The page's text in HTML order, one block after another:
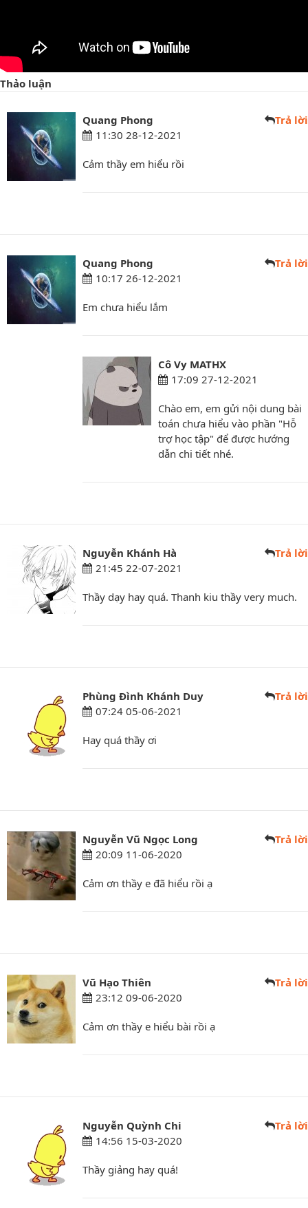
Thảo luận
Quang Phong
Trả lời
11:30 28-12-2021
Cảm thầy em hiểu rồi
Quang Phong
Trả lời
10:17 26-12-2021
Em chưa hiểu lắm
Cô Vy MATHX
17:09 27-12-2021
Chào em, em gửi nội dung bài
toán chưa hiểu vào phần "Hỗ
trợ học tập" để được hướng
dẫn chi tiết nhé.
Nguyễn Khánh Hà
Trả lời
21:45 22-07-2021
Thầy dạy hay quá. Thanh kiu thầy very much.
Phùng Đình Khánh Duy
Trả lời
07:24 05-06-2021
Hay quá thầy ơi
Nguyễn Vũ Ngọc Long
Trả lời
20:09 11-06-2020
Cảm ơn thầy e đã hiểu rồi ạ
Vũ Hạo Thiên
Trả lời
23:12 09-06-2020
Cảm ơn thầy e hiểu bài rồi ạ
Nguyễn Quỳnh Chi
Trả lời
14:56 15-03-2020
Thầy giảng hay quá!